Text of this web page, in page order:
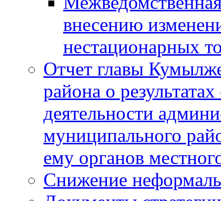
внесению
нестационарных
Отчет главы
района о
деятельности
муниципального
ему органов
Снижение